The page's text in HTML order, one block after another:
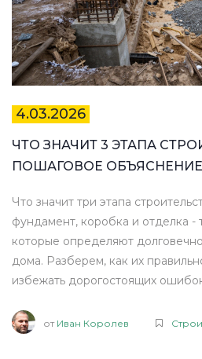
4.03.2026
ЧТО ЗНАЧИТ 3 ЭТАПА
ПОШАГОВОЕ ОБЪЯСНЕНИЕ
Что значит три этапа
фундамент, коробка и отделка -
которые определяют
дома. Разберем, как их
избежать дорогостоящих
от Иван Королев